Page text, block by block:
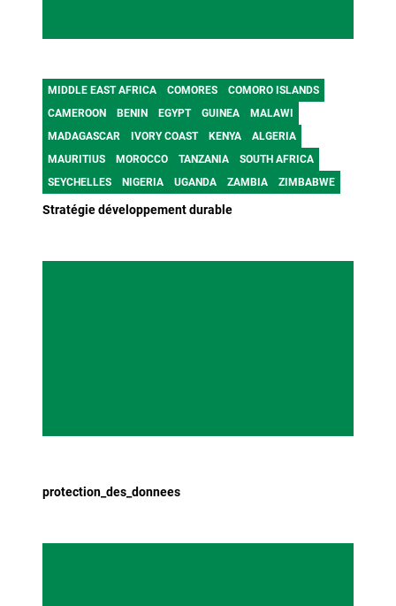
MIDDLE EAST AFRICA COMORES
COMORO ISLANDS
CAMEROON
BENIN EGYPT GUINEA
MALAWI
MADAGASCAR
IVORY COAST KENYA
ALGERIA
MAURITIUS
MOROCCO TANZANIA
SOUTH AFRICA
SEYCHELLES
NIGERIA UGANDA ZAMBIA ZIMBABWE
Stratégie développement durable
protection_des_donnees